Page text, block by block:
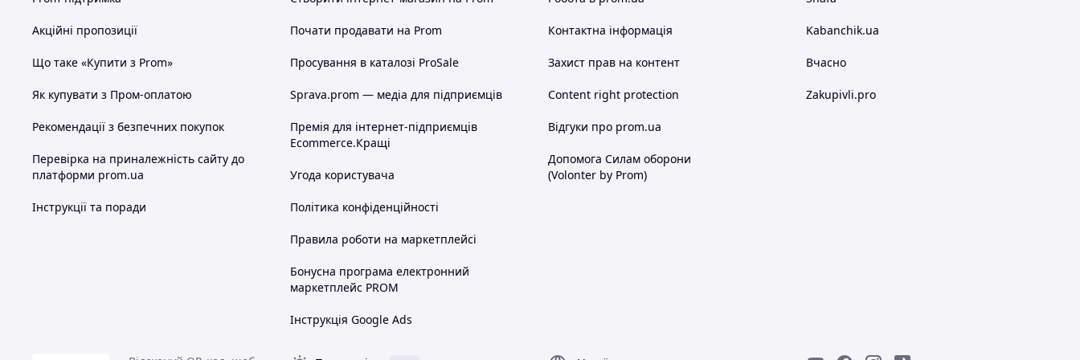
Не проґавте можливість зробити свій великоднястий стіл ще красивішим і смачнішим із нашими
паперовими формами для кулічів. Замовте зараз і отримайте незабутній великодняне свято!
Схожі товари за характеристиками
Акційні пропозиції
Що таке «Купити з Prom»
Як купувати з Пром-оплатою
Рекомендації з безпечних покупок
Перевірка на приналежність сайту до
платформи prom.ua
Інструкції та поради
Почати продавати на Prom
Просування в каталозі ProSale
Sprava.prom — медіа для підприємців
Премія для інтернет-підприємців
Ecommerce.Кращі
Угода користувача
Політика конфіденційності
Правила роботи на маркетплейсі
Бонусна програма електронний
маркетплейс PROM
Інструкція Google Ads
Контактна інформація
Захист прав на контент
Content right protection
Відгуки про prom.ua
Допомога Силам оборони
(Volonter by Prom)
Kabanchik.ua
Вчасно
Zakupivli.pro